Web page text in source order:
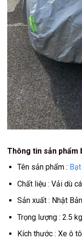
Thông tin sản phẩm
Tên sản phẩm :
Chất liệu : Vải dù
Sản xuất : Nhật
Trọng lượng : 2.5
Kích thước : Xe ô